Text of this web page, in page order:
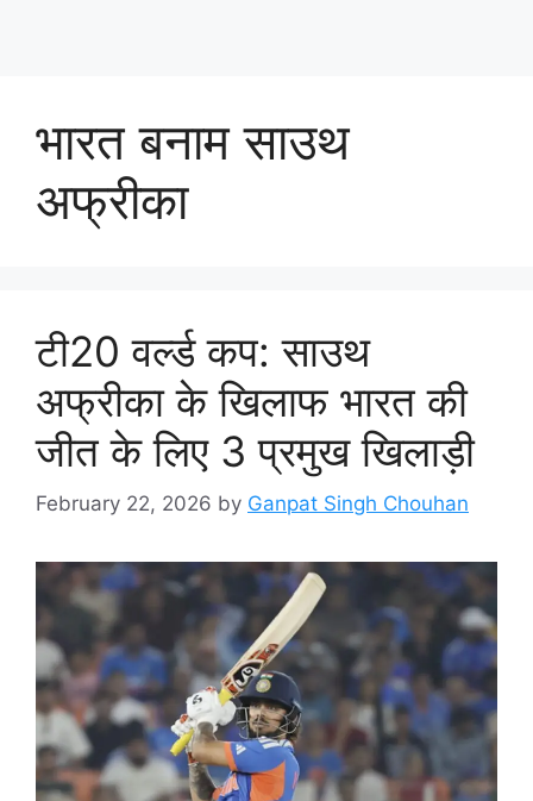
भारत बनाम साउथ
अफ्रीका
टी20 वर्ल्ड कप: साउथ
अफ्रीका के खिलाफ भारत की
जीत के लिए 3 प्रमुख खिलाड़ी
February 22, 2026 by Ganpat Singh Chouhan